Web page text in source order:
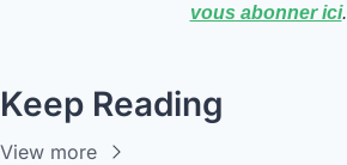
vous abonner ici.
Keep Reading
View more